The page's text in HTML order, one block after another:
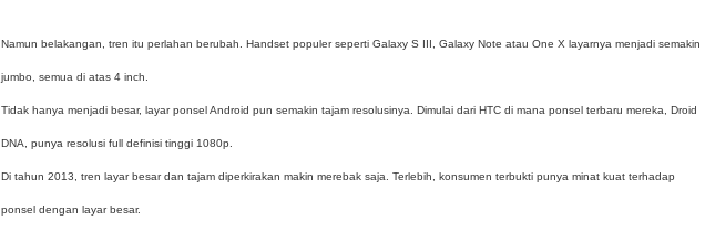
Namun belakangan, tren itu perlahan berubah. Handset populer seperti Galaxy S III, Galaxy Note atau One X layarnya menjadi semakin
jumbo, semua di atas 4 inch.
Tidak hanya menjadi besar, layar ponsel Android pun semakin tajam resolusinya. Dimulai dari HTC di mana ponsel terbaru mereka, Droid
DNA, punya resolusi full definisi tinggi 1080p.
Di tahun 2013, tren layar besar dan tajam diperkirakan makin merebak saja. Terlebih, konsumen terbukti punya minat kuat terhadap
ponsel dengan layar besar.